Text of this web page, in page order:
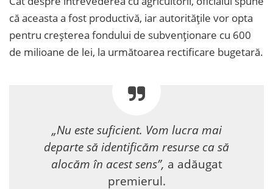
că aceasta a fost productivă, iar autoritățile vor opta
pentru creșterea fondului de subvenționare cu 600
de milioane de lei, la următoarea rectificare bugetară.
„Nu este suficient. Vom lucra mai
departe să identificăm resurse ca să
alocăm în acest sens”, a adăugat
premierul.